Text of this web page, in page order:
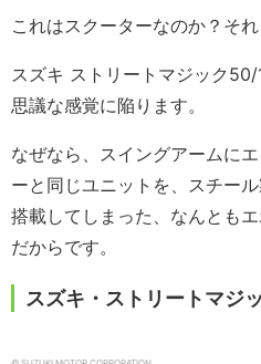
これはスクーターなのか？そ
スズキ ストリートマジック
思議な感覚に陥ります。
なぜなら、スイングアームに
ーと同じユニットを、スチー
搭載してしまった、なんとも
だからです。
スズキ・ストリートマジ